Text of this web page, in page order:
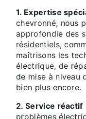
1. Expertise
chevronné, nous
approfondie des
résidentiels,
maîtrisons les
électrique, de
de mise à niveau
bien plus encore.
2. Service réactif
problèmes